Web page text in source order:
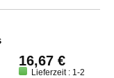
16,67 €
Lieferzeit : 1-2